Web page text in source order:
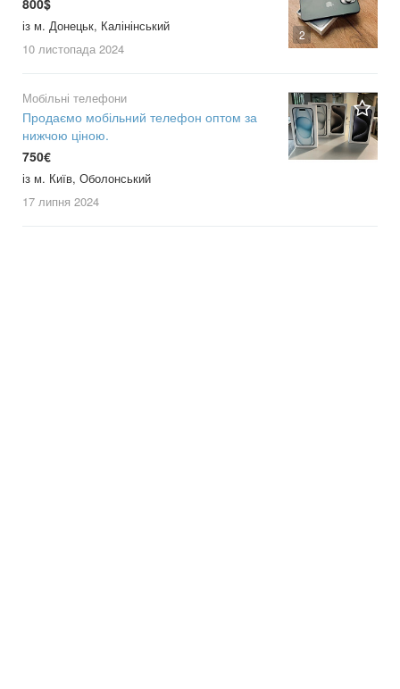
2
800$
із м. Донецьк, Калінінський
10 листопада 2024
Мобільні телефони
Продаємо мобільний телефон оптом за
нижчою ціною.
750€
із м. Київ, Оболонський
17 липня 2024